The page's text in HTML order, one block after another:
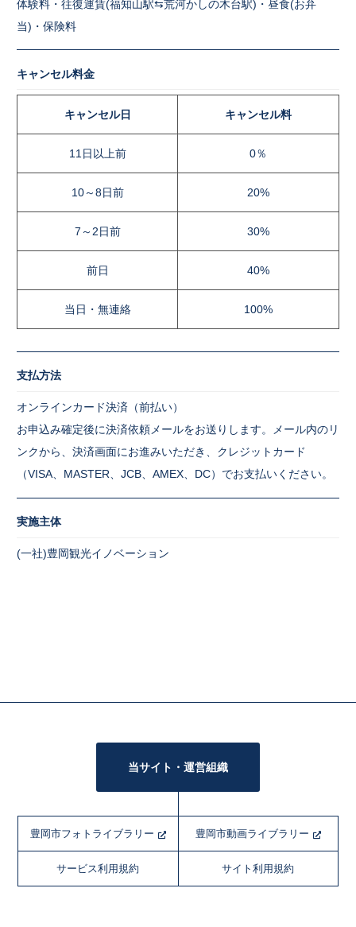
体験料・往復運賃(福知山駅⇆荒河かしの木台駅)・昼食(お弁
当)・保険料
キャンセル料金
キャンセル日 キャンセル料
11日以上前 0％
10～8日前 20%
7～2日前 30%
前日 40%
当日・無連絡 100%
支払方法
オンラインカード決済（前払い）
お申込み確定後に決済依頼メールをお送りします。メール内のリ
ンクから、決済画面にお進みいただき、クレジットカード
（VISA、MASTER、JCB、AMEX、DC）でお支払いください。
実施主体
(一社)豊岡観光イノベーション
当サイト・運営組織
豊岡市フォトライブラリー 豊岡市動画ライブラリー
サービス利用規約 サイト利用規約